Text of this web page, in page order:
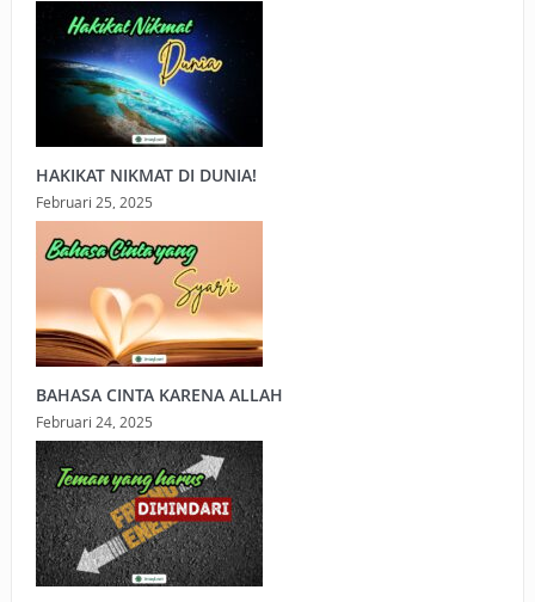
HAKIKAT NIKMAT DI DUNIA!
Februari 25, 2025
BAHASA CINTA KARENA ALLAH
Februari 24, 2025